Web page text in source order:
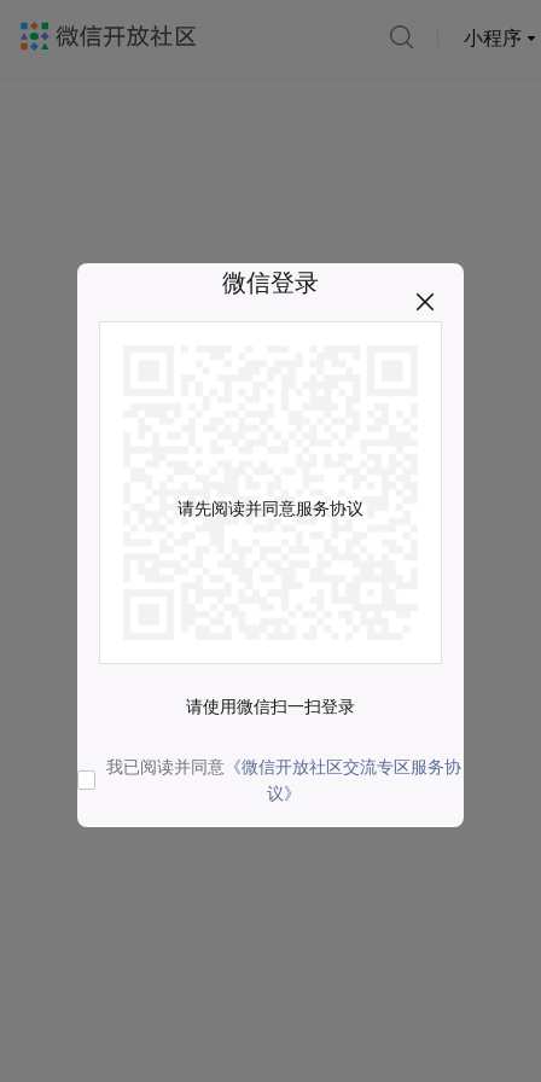
小程序
微信登录
请先阅读并同意服务协议
请使用微信扫一扫登录
我已阅读并同意 《微信开放社区交流专区服务协
议》